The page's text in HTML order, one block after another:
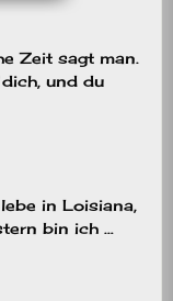
Zeit sagt man.
und du
in Loisiana,
bin ich …